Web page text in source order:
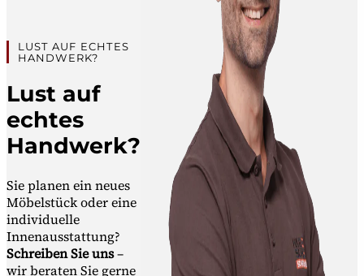
LUST AUF ECHTES
HANDWERK?
Lust auf
echtes
Handwerk?
Sie planen ein neues
Möbelstück oder eine
individuelle
Innenausstattung?
Schreiben Sie uns–
wir beraten Sie gerne